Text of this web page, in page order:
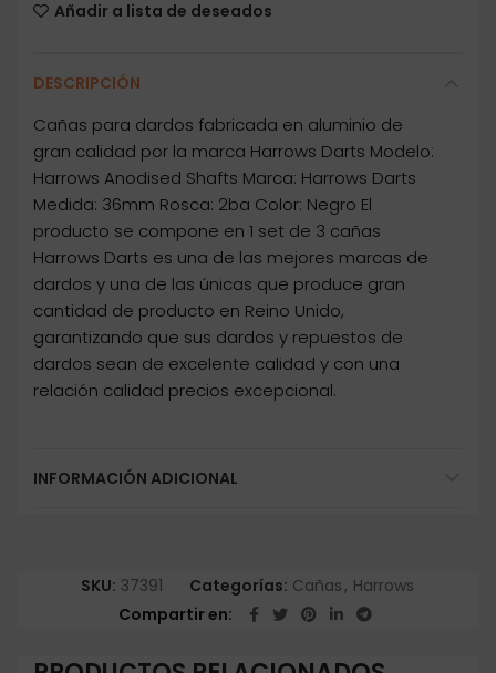
Añadir a lista de deseados
DESCRIPCIÓN
Cañas para dardos fabricada en aluminio de
gran calidad por la marca Harrows Darts Modelo:
Harrows Anodised Shafts Marca: Harrows Darts
Medida: 36mm Rosca: 2ba Color: Negro El
producto se compone en 1 set de 3 cañas
Harrows Darts es una de las mejores marcas de
dardos y una de las únicas que produce gran
cantidad de producto en Reino Unido,
garantizando que sus dardos y repuestos de
dardos sean de excelente calidad y con una
relación calidad precios excepcional.
INFORMACIÓN ADICIONAL
SKU: 37391 Categorías: Cañas, Harrows
Compartir en